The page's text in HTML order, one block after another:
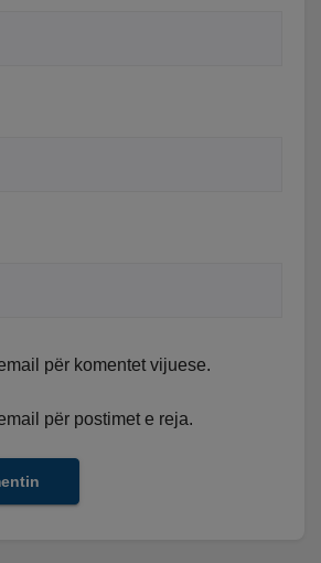
për komentet vijuese.
për postimet e reja.